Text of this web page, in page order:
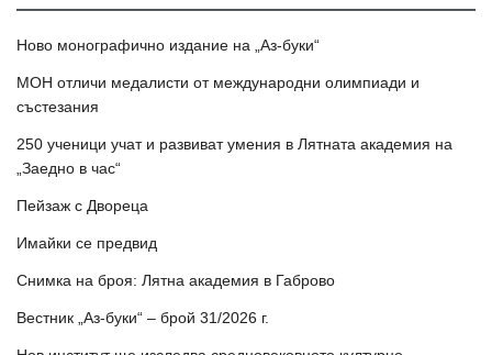
Ново монографично издание на „Аз-буки“
МОН отличи медалисти от международни олимпиади и
състезания
250 ученици учат и развиват умения в Лятната академия на
„Заедно в час“
Пейзаж с Двореца
Имайки се предвид
Снимка на броя: Лятна академия в Габрово
Вестник „Аз-буки“ – брой 31/2026 г.